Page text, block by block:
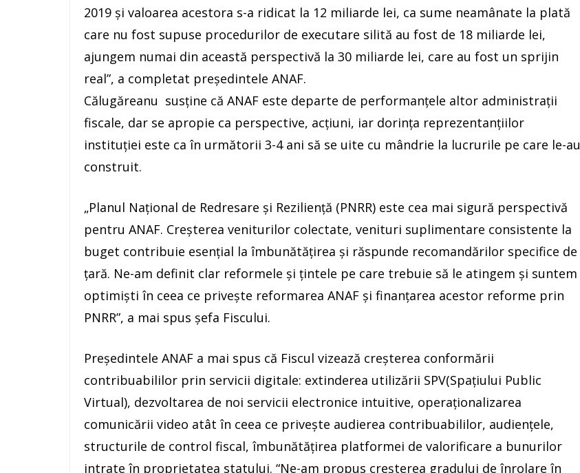
2019 şi valoarea acestora s-a ridicat la 12 miliarde lei, ca sume neamânate la plată
care nu fost supuse procedurilor de executare silită au fost de 18 miliarde lei,
ajungem numai din această perspectivă la 30 miliarde lei, care au fost un sprijin
real”, a completat preşedintele ANAF.
Călugăreanu susţine că ANAF este departe de performanţele altor administraţii
fiscale, dar se apropie ca perspective, acţiuni, iar dorinţa reprezentanţiilor
instituţiei este ca în următorii 3-4 ani să se uite cu mândrie la lucrurile pe care le-au
construit.
„Planul Naţional de Redresare şi Rezilienţă (PNRR) este cea mai sigură perspectivă
pentru ANAF. Creşterea veniturilor colectate, venituri suplimentare consistente la
buget contribuie esenţial la îmbunătăţirea şi răspunde recomandărilor specifice de
ţară. Ne-am definit clar reformele şi ţintele pe care trebuie să le atingem şi suntem
optimişti în ceea ce priveşte reformarea ANAF şi finanţarea acestor reforme prin
PNRR”, a mai spus şefa Fiscului.
Preşedintele ANAF a mai spus că Fiscul vizează creşterea conformării
contribuabililor prin servicii digitale: extinderea utilizării SPV(Spaţiului Public
Virtual), dezvoltarea de noi servicii electronice intuitive, operaţionalizarea
comunicării video atât în ceea ce priveşte audierea contribuabililor, audienţele,
structurile de control fiscal, îmbunătăţirea platformei de valorificare a bunurilor
intrate în proprietatea statului. “Ne-am propus creşterea gradului de înrolare în